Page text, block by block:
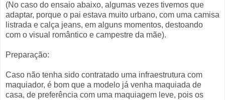
(No caso do ensaio abaixo, algumas vezes tivemos que
adaptar, porque o pai estava muito urbano, com uma camisa
listrada e calça jeans, em alguns momentos, destoando
com o visual romântico e campestre da mãe).
Preparação:
Caso não tenha sido contratado uma infraestrutura com
maquiador, é bom que a modelo já venha maquiada de
casa, de preferência com uma maquiagem leve, pois os